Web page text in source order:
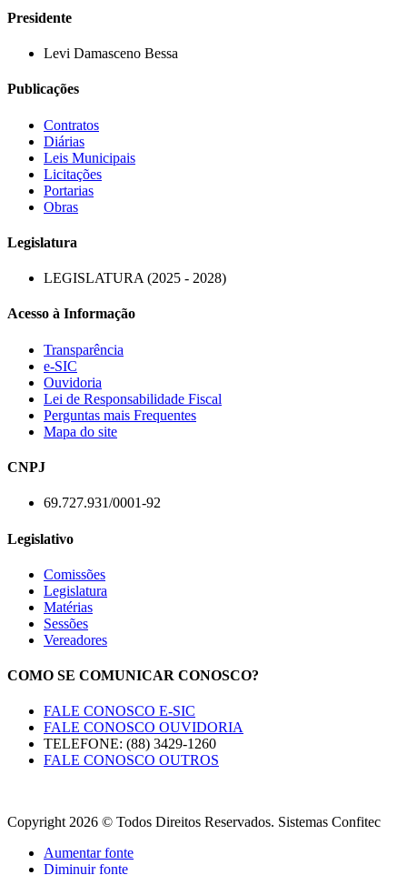
Presidente
Levi Damasceno Bessa
Publicações
Contratos
Diárias
Leis Municipais
Licitações
Portarias
Obras
Legislatura
LEGISLATURA (2025 - 2028)
Acesso à Informação
Transparência
e-SIC
Ouvidoria
Lei de Responsabilidade Fiscal
Perguntas mais Frequentes
Mapa do site
CNPJ
69.727.931/0001-92
Legislativo
Comissões
Legislatura
Matérias
Sessões
Vereadores
COMO SE COMUNICAR CONOSCO?
FALE CONOSCO E-SIC
FALE CONOSCO OUVIDORIA
TELEFONE: (88) 3429-1260
FALE CONOSCO OUTROS
Copyright 2026 © Todos Direitos Reservados. Sistemas Confitec
Aumentar fonte
Diminuir fonte